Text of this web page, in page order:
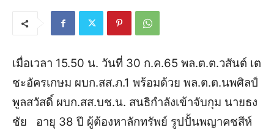
เมื่อเวลา 15.50 น. วันที่ 30 ก.ค.65 พล.ต.ต.วสันต์ เต
ชะอัครเกษม ผบก.สส.ภ.1 พร้อมด้วย พล.ต.ต.นพศิลป์
พูลสวัสดิ์ ผบก.สส.บช.น. สนธิกำลังเข้าจับกุม นายธง
ชัย อายุ 38 ปี ผู้ต้องหาลักทรัพย์ รูปปั้นพญาคชสีห์